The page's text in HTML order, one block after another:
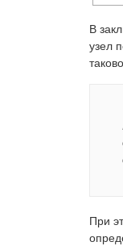
В
узел
При